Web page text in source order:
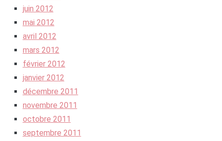
juin 2012
mai 2012
avril 2012
mars 2012
février 2012
janvier 2012
décembre 2011
novembre 2011
octobre 2011
septembre 2011